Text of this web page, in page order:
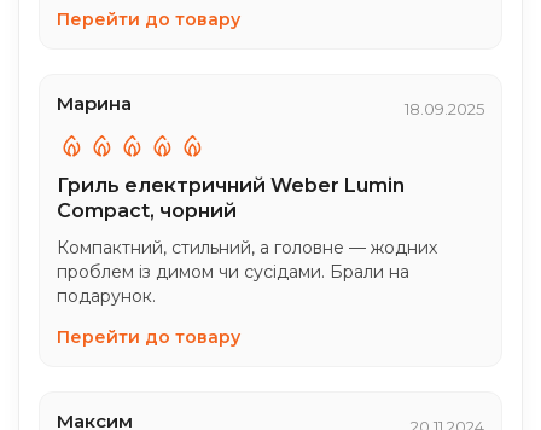
Перейти до товару
Марина 18.09.2025
Гриль електричний Weber Lumin
Compact, чорний
Компактний, стильний, а головне — жодних
проблем із димом чи сусідами. Брали на
подарунок.
Перейти до товару
Максим